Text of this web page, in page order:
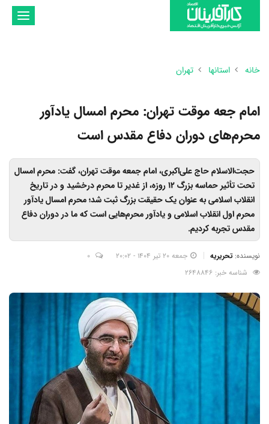
تغییر
خانه
استانها تهران
امام جعه موقت تهران: محرم امسال یادآور
محرم‌های دوران دفاع مقدس است
حجت‌الاسلام حاج علی‌اکبری، امام جمعه موقت تهران، گفت: محرم امسال
تحت تأثیر حماسه بزرگ 12 روزه، از غدیر تا محرم درخشید و در تاریخ
انقلاب اسلامی به عنوان یک حقیقت بزرگ ثبت شد؛ محرم امسال یادآور
محرم اول انقلاب اسلامی و یادآور محرم‌هایی است که ما در دوران دفاع
مقدس تجربه کردیم.
نویسنده: تحریریه جمعه 20 تیر 1404 - 20:02
0
شناسه خبر: 2648846